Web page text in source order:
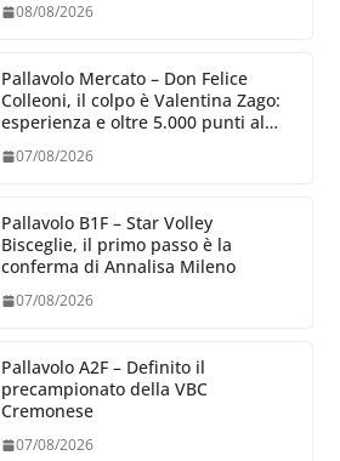
08/08/2026
Pallavolo Mercato – Don Felice
Colleoni, il colpo è Valentina Zago:
esperienza e oltre 5.000 punti al
07/08/2026
Pallavolo B1F – Star Volley
Bisceglie, il primo passo è la
conferma di Annalisa Mileno
07/08/2026
Pallavolo A2F – Definito il
precampionato della VBC
Cremonese
07/08/2026